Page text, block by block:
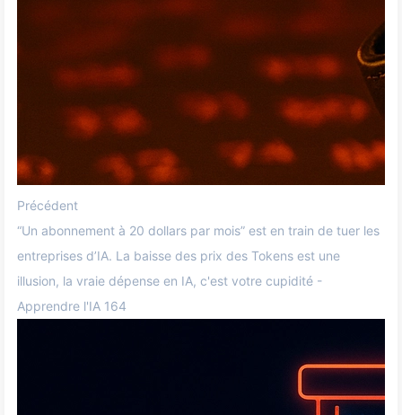
Précédent
“Un abonnement à 20 dollars par mois” est en train de tuer les
entreprises d’IA. La baisse des prix des Tokens est une
illusion, la vraie dépense en IA, c'est votre cupidité -
Apprendre l'IA 164